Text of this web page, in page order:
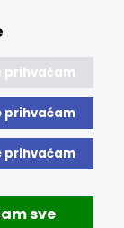
prihvaćam
prihvaćam
prihvaćam
sve